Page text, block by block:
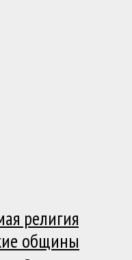
религия
общины